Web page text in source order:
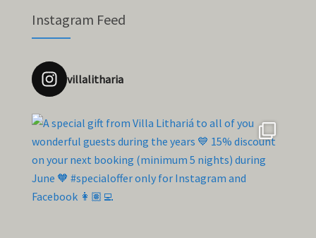
Instagram Feed
villalitharia